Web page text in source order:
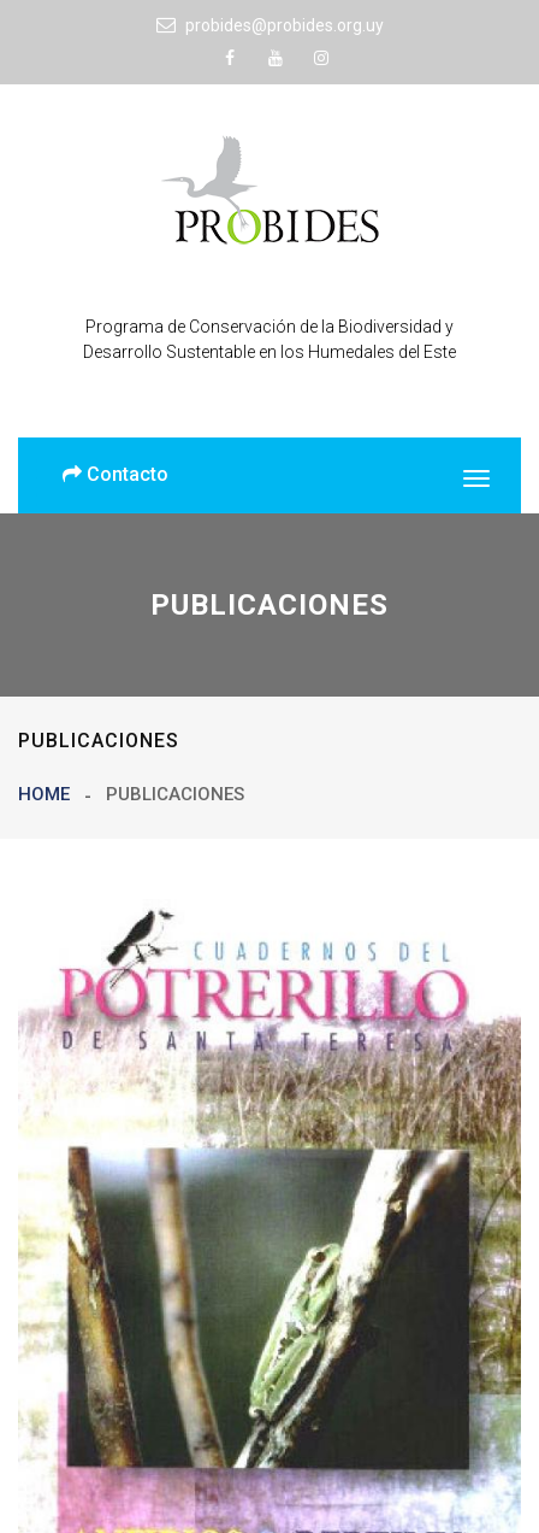
probides@probides.org.uy
Programa de Conservación de la Biodiversidad y
Desarrollo Sustentable en los Humedales del Este
Contacto
PUBLICACIONES
PUBLICACIONES
HOME PUBLICACIONES